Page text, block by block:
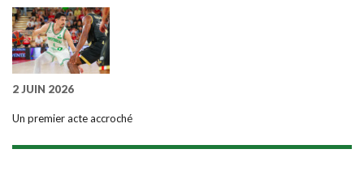
2 JUIN 2026
Un premier acte accroché